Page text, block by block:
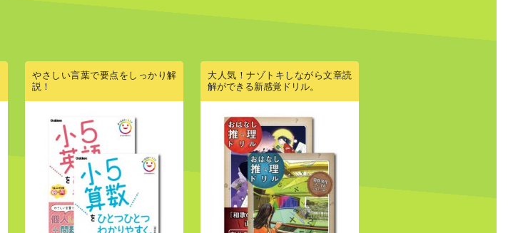
やさしい言葉で要点をしっかり解
説！
大人気！ナゾトキしながら文章読
解ができる新感覚ドリル。